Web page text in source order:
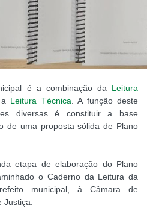
é a combinação da Leitura
Leitura Técnica . A função deste
diversas é constituir a base
de uma proposta sólida de Plano
etapa de elaboração do Plano
o Caderno da Leitura da
municipal, à Câmara de